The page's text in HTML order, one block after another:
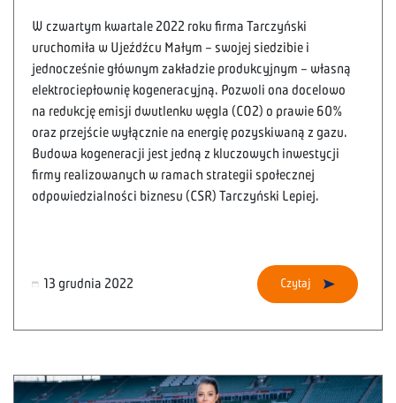
W czwartym kwartale 2022 roku firma Tarczyński
uruchomiła w Ujeźdźcu Małym – swojej siedzibie i
jednocześnie głównym zakładzie produkcyjnym – własną
elektrociepłownię kogeneracyjną. Pozwoli ona docelowo
na redukcję emisji dwutlenku węgla (CO2) o prawie 60%
oraz przejście wyłącznie na energię pozyskiwaną z gazu.
Budowa kogeneracji jest jedną z kluczowych inwestycji
firmy realizowanych w ramach strategii społecznej
odpowiedzialności biznesu (CSR) Tarczyński Lepiej.
13 grudnia 2022 Czytaj